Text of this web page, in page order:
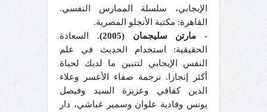
الإيجابي، سلسلة الممارس النفسي.
القاهرة: مكتبة الأنجلو المصرية.
- مارتن سليجمان (2005)
. السعادة
الحقيقية: استخدام الحديث في علم
النفس الإيجابي لتتبين ما لديك لحياة
أكثر إنجازا. ترجمة صفاء الأعسر وعلاء
الدين كفافي وعزيزة السيد وفيصل
يونس وفادية علوان وسمير غباشي، دار